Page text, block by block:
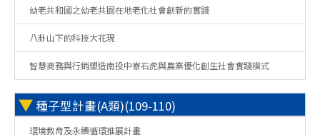
幼老共和國之幼老共園在地老化社會創新的實踐
八卦山下的科技大花現
智慧商務與行銷塑造南投中寮石虎與農業優化創生社會實踐模式
▼ 種子型計畫(A類)(109-110)
環境教育及永續循環推展計畫